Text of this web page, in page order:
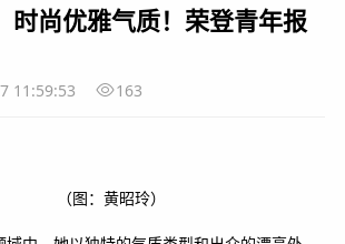
时尚优雅气质！荣登青年报
11:59:53 163
（图：黄昭玲）